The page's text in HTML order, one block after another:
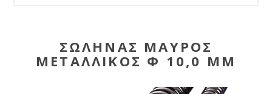
ΣΩΛΗΝΑΣ ΜΑΥΡΟΣ
ΜΕΤΑΛΛΙΚΟΣ Φ 10,0 MM